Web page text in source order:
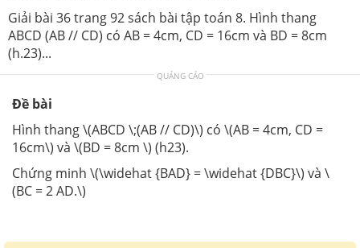
Giải bài 36 trang 92 sách bài tập toán 8. Hình thang
ABCD (AB // CD) có AB = 4cm, CD = 16cm và BD = 8cm
(h.23)...
QUẢNG CÁO
Đề bài
Hình thang \(ABCD \;(AB // CD)\) có \(AB = 4cm, CD =
16cm\) và \(BD = 8cm \) (h23).
Chứng minh \(\widehat {BAD} = \widehat {DBC}\) và \
(BC = 2 AD.\)